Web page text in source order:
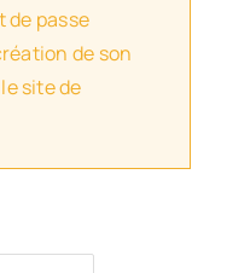
de passe
de son
site de